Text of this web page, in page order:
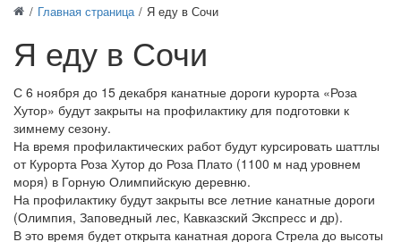
/ Главная страница / Я еду в Сочи
Я еду в Сочи
С 6 ноября до 15 декабря канатные дороги курорта «Роза
Хутор» будут закрыты на профилактику для подготовки к
зимнему сезону.
На время профилактических работ будут курсировать шаттлы
от Курорта Роза Хутор до Роза Плато (1100 м над уровнем
моря) в Горную Олимпийскую деревню.
На профилактику будут закрыты все летние канатные дороги
(Олимпия, Заповедный лес, Кавказский Экспресс и др).
В это время будет открыта канатная дорога Стрела до высоты